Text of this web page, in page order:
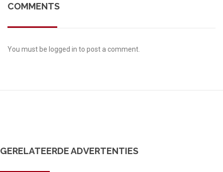
COMMENTS
You must be logged in to post a comment.
GERELATEERDE ADVERTENTIES